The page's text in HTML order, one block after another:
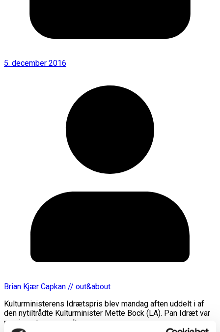
5. december 2016
Brian Kjær Capkan // out&about
Kulturministerens Idrætspris blev mandag aften uddelt i af
den nytiltrådte Kulturminister Mette Bock (LA). Pan Idræt var
nomineret, men vandt